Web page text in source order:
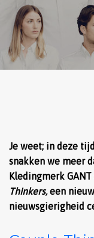
Je weet; in deze
snakken we meer
Kledingmerk
Thinkers,een
nieuwsgierigheid